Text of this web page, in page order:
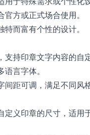
方或正式场合使用。
而富有个性的设计。
持印章文字内容的自定
言字体。
距可调，满足不同风
定义印章的尺寸，适用